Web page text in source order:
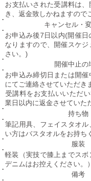
お支払いされた受講料は
き、返金致しかねますので
キャンセル・
お申込み後7日以内(開催
なりますので、開催スケ
さい。)
開催中止の
お申込み締切日または開
にてご連絡させていただき
受講料をお支払いいただ
業日以内に返金させていた
備考
服装
筆記用具、フェイスタオ
い方はバスタオルをお持ち
軽装（実技で膝上までスボ
デニムはお控えください。）
持ち物